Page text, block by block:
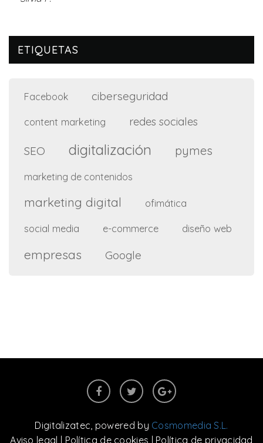
ETIQUETAS
Facebook ciberseguridad
content marketing redes sociales
SEO digitalización pymes
marketing de contenidos
marketing digital ofimática
social media e-commerce diseño web
empresas Google
Digitalizatec, powered by Cosmomedia S.L.
Aviso legal
Política de cookies Política de privacidad